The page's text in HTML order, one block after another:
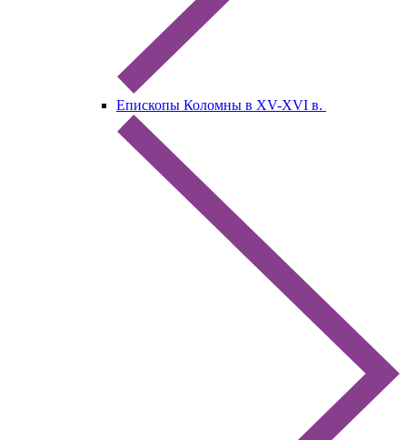
Епископы Коломны в XV-XVI в.